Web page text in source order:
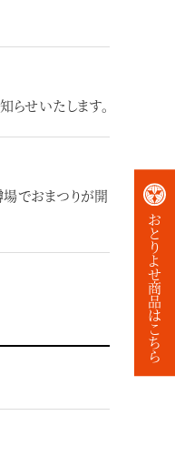
お
と
り
よ
せ
商
品
は
こ
ち
ら
せいたします。
でおまつりが開